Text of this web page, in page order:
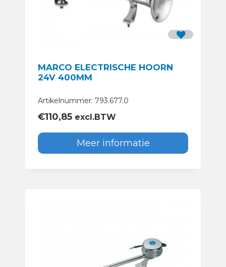
MARCO ELECTRISCHE HOORN
24V 400MM
Artikelnummer: 793.677.0
€110,85 excl.BTW
Meer informatie